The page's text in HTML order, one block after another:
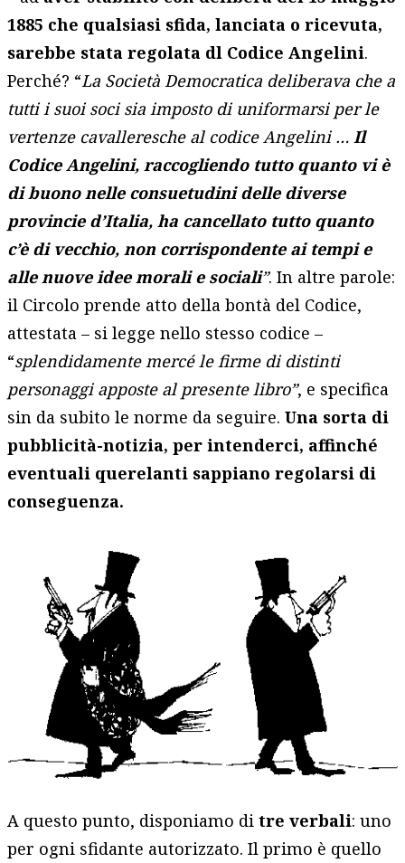
1885 che qualsiasi sfida, lanciata o ricevuta,
sarebbe stata regolata dl Codice Angelini.
Perché? “La Società Democratica deliberava che a
tutti i suoi soci sia imposto di uniformarsi per le
vertenze cavalleresche al codice Angelini …Il
Codice Angelini, raccogliendo tutto quanto vi è
di buono nelle consuetudini delle diverse
provincie d’Italia, ha cancellato tutto quanto
c’è di vecchio, non corrispondente ai tempi e
alle nuove idee morali e sociali”. In altre parole:
il Circolo prende atto della bontà del Codice,
attestata – si legge nello stesso codice –
“splendidamente mercé le firme di distinti
personaggi apposte al presente libro”, e specifica
sin da subito le norme da seguire.Una sorta di
pubblicità-notizia, per intenderci, affinché
eventuali querelanti sappiano regolarsi di
conseguenza.
A questo punto, disponiamo di tre verbali: uno
per ogni sfidante autorizzato. Il primo è quello